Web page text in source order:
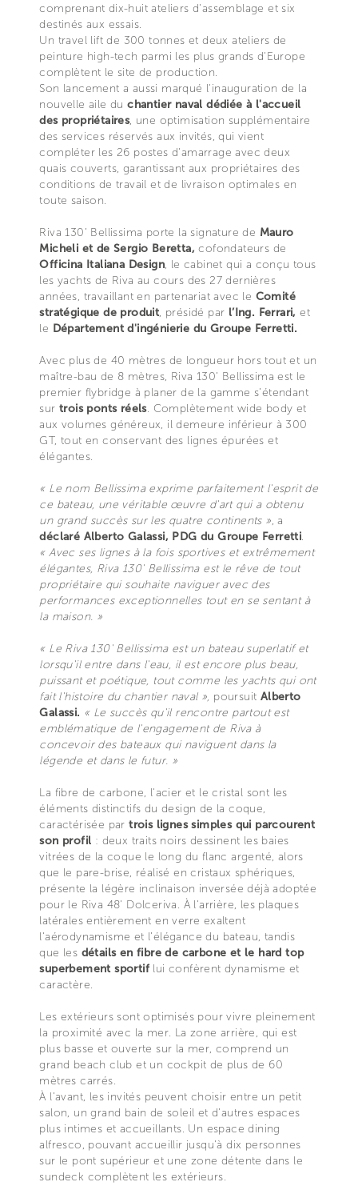
comprenant dix-huit ateliers d'assemblage et six
destinés aux essais.
Un travel lift de 300 tonnes et deux ateliers de
peinture high-tech parmi les plus grands d'Europe
complètent le site de production.
Son lancement a aussi marqué l'inauguration de la
nouvelle aile duchantier naval dédiée à l'accueil
des propriétaires, une optimisation supplémentaire
des services réservés aux invités, qui vient
compléter les 26 postes d'amarrage avec deux
quais couverts, garantissant aux propriétaires des
conditions de travail et de livraison optimales en
toute saison.
Riva 130’ Bellissima porte la signature de Mauro
Micheli et de Sergio Beretta, cofondateurs de
Officina Italiana Design, le cabinet qui a conçu tous
les yachts de Riva au cours des 27 dernières
années, travaillant en partenariat avec le Comité
stratégique de produit, présidé par l’Ing. Ferrari, et
le Département d'ingénierie du Groupe Ferretti.
Avec plus de 40 mètres de longueur hors tout et un
maître-bau de 8 mètres, Riva 130’ Bellissima est le
premier flybridge à planer de la gamme s’étendant
sur trois ponts réels. Complètement wide body et
aux volumes généreux, il demeure inférieur à 300
GT, tout en conservant des lignes épurées et
élégantes.
« Le nom Bellissima exprime parfaitement l'esprit de
ce bateau, une véritable œuvre d'art qui a obtenu
un grand succès sur les quatre continents », a
déclaré Alberto Galassi, PDG du Groupe Ferretti.
« Avec ses lignes à la fois sportives et extrêmement
élégantes, Riva 130' Bellissima est le rêve de tout
propriétaire qui souhaite naviguer avec des
performances exceptionnelles tout en se sentant à
la maison. »
« Le Riva 130' Bellissima est un bateau superlatif et
lorsqu'il entre dans l'eau, il est encore plus beau,
puissant et poétique, tout comme les yachts qui ont
fait l'histoire du chantier naval », poursuit Alberto
Galassi. « Le succès qu'il rencontre partout est
emblématique de l'engagement de Riva à
concevoir des bateaux qui naviguent dans la
légende et dans le futur. »
La fibre de carbone, l'acier et le cristal sont les
éléments distinctifs du design de la coque,
caractérisée partrois lignes simples qui parcourent
son profil : deux traits noirs dessinent les baies
vitrées de la coque le long du flanc argenté, alors
que le pare-brise, réalisé en cristaux sphériques,
présente la légère inclinaison inversée déjà adoptée
pour le Riva 48' Dolceriva. À l'arrière, les plaques
latérales entièrement en verre exaltent
l'aérodynamisme et l’élégance du bateau, tandis
que les détails en fibre de carbone et le hard top
superbement sportif lui confèrent dynamisme et
caractère.
Les extérieurs sont optimisés pour vivre pleinement
la proximité avec la mer. La zone arrière, qui est
plus basse et ouverte sur la mer, comprend un
grand beach club et un cockpit de plus de 60
mètres carrés.
À l’avant, les invités peuvent choisir entre un petit
salon, un grand bain de soleil et d’autres espaces
plus intimes et accueillants. Un espace dining
alfresco, pouvant accueillir jusqu'à dix personnes
sur le pont supérieur et une zone détente dans le
sundeck complètent les extérieurs.